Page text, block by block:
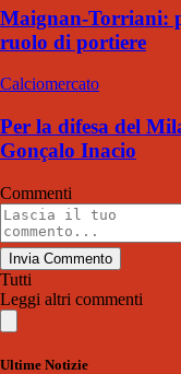
Maignan-Torriani:
ruolo di portiere
Calciomercato
Per la difesa del
Gonçalo Inacio
Commenti
Invia Commento
Tutti
Leggi altri commenti
Ultime Notizie